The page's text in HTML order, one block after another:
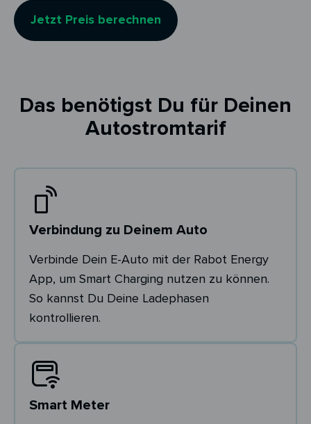
Jetzt Preis berechnen
Das benötigst Du für Deinen
Autostromtarif
Verbindung zu Deinem Auto
Verbinde Dein E-Auto mit der Rabot Energy
App, um Smart Charging nutzen zu können.
So kannst Du Deine Ladephasen
kontrollieren.
Smart Meter